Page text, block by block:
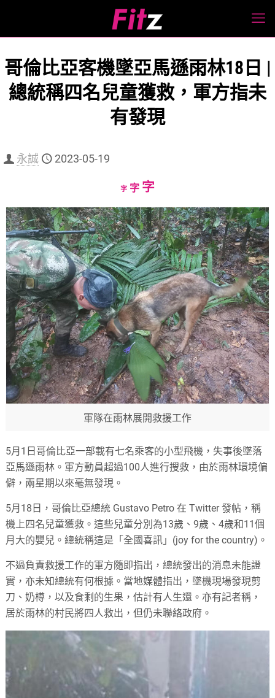
哥倫比亞客機墜亞馬遜雨林18日 |
總統稱四名兒童獲救，軍方指未
有發現
永誠 2023-05-19
字Decrease
size.
字Reset
size.
字Increase
size.
軍隊在雨林展開救援工作
5月1日哥倫比亞一部載有七名乘客的小型飛機，失事後墜落
亞馬遜雨林。軍方動員超過100人進行搜救，由於雨林環境偏
僻，兩星期以來毫無發現。
5月18日，哥倫比亞總統 Gustavo Petro 在 Twitter 發帖，稱
機上四名兒童獲救。這些兒童分別為13歲、9歲、4歲和11個
月大的嬰兒。總統稱這是「全國喜訊」(joy for the country)。
不過負責救援工作的軍方隨即指出，總統發出的消息未能證
實，亦未知總統有何根據。當地媒體指出，墜機現場發現剪
刀、奶樽，以及食剩的生果，估計有人生還。亦有記者稱，
居於雨林的村民將四人救出，但仍未聯絡政府。